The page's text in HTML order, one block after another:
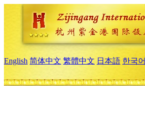
English 简体中文 繁體中文 日本語 한국어